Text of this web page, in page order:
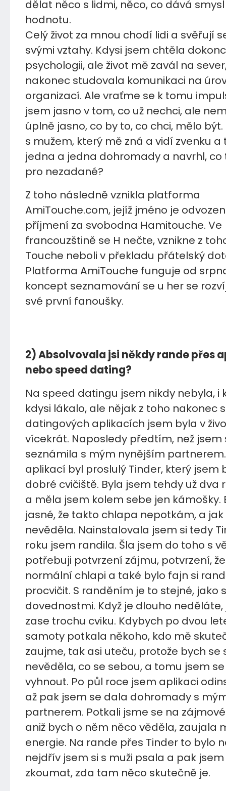
dělat něco s lidmi, něco, co dává
hodnotu.
Celý život za mnou chodí lidi a svěřují
svými vztahy. Kdysi jsem chtěla
psychologii, ale život mě zavál na
nakonec studovala komunikaci na
organizací. Ale vraťme se k tomu
jsem jasno v tom, co už nechci, ale
úplně jasno, co by to, co chci, mělo
s mužem, který mě zná a vidí zvenku a
jedna a jedna dohromady a navrhl, co
pro nezadané?
Z toho následně vznikla platforma
AmiTouche.com, jejíž jméno je
příjmení za svobodna Hamitouche. Ve
francouzštině se H nečte, vznikne z
Touche neboli v překladu přátelský
Platforma AmiTouche funguje od
koncept seznamování se u her se
své první fanoušky.
2) Absolvovala jsi někdy rande přes
nebo speed dating?
Na speed datingu jsem nikdy nebyla, i
kdysi lákalo, ale nějak z toho nakonec
datingových aplikacích jsem byla v
vícekrát. Naposledy předtím, než jsem
seznámila s mým nynějším
aplikací byl proslulý Tinder, který jsem
dobré cvičiště. Byla jsem tehdy už dva
a měla jsem kolem sebe jen kámošky.
jasné, že takto chlapa nepotkám, a
nevěděla. Nainstalovala jsem si tedy
roku jsem randila. Šla jsem do toho s
potřebuji potvrzení zájmu, potvrzení,
normální chlapi a také bylo fajn si
procvičit. S randěním je to stejné, jako
dovednostmi. Když je dlouho
zase trochu cviku. Kdybych po dvou
samoty potkala někoho, kdo mě
zaujme, tak asi uteču, protože bych se
nevěděla, co se sebou, a tomu jsem
vyhnout. Po půl roce jsem aplikaci
až pak jsem se dala dohromady s
partnerem. Potkali jsme se na
aniž bych o něm něco věděla, zaujala
energie. Na rande přes Tinder to bylo
nejdřív jsem si s muži psala a pak
zkoumat, zda tam něco skutečně je.